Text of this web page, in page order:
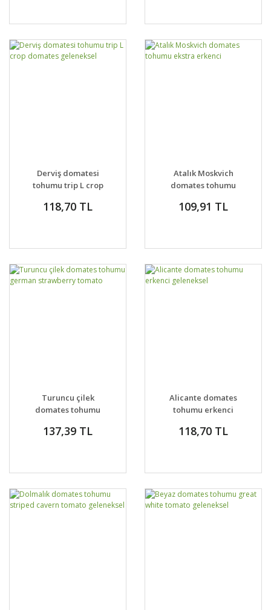
Derviş domatesi
tohumu trip L crop
118,70 TL
Atalık Moskvich
domates tohumu
109,91 TL
Turuncu çilek
domates tohumu
tomato
137,39 TL
Alicante domates
tohumu erkenci
118,70 TL